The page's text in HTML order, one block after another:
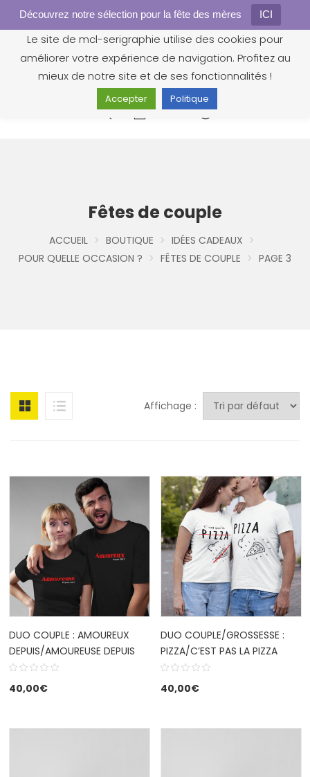
Découvrez notre sélection pour la fête des mères ICI
0
Fêtes de couple
ACCUEIL BOUTIQUE
IDÉES CADEAUX
POUR QUELLE OCCASION ?
FÊTES DE COUPLE PAGE 3
Affichage :
DUO COUPLE : AMOUREUX
DEPUIS/AMOUREUSE DEPUIS
40,00€
DUO COUPLE/GROSSESSE :
PIZZA/C’EST PAS LA PIZZA
40,00€
Gestion des cookies
Le site de mcl-serigraphie utilise des cookies pour
améliorer votre expérience de navigation. Profitez au
mieux de notre site et de ses fonctionnalités !
Accepter Politique